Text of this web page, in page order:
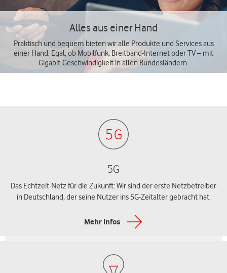
Alles aus einer Hand
Praktisch und bequem bieten wir alle Produkte und Services aus
einer Hand: Egal, ob Mobilfunk, Breitband-Internet oder TV – mit
Gigabit-Geschwindigkeit in allen Bundesländern.
5G
Das Echtzeit-Netz für die Zukunft: Wir sind der erste Netzbetreiber
in Deutschland, der seine Nutzer ins 5G-Zeitalter gebracht hat.
Mehr Infos